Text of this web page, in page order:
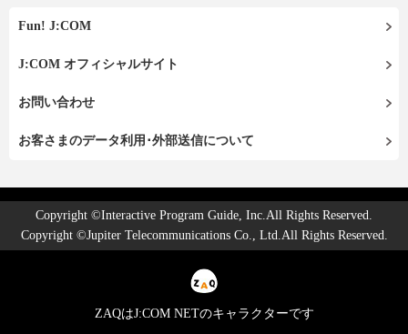
Fun! J:COM
J:COM オフィシャルサイト
お問い合わせ
お客さまのデータ利用･外部送信について
Copyright ©Interactive Program Guide, Inc.All Rights Reserved.
Copyright ©Jupiter Telecommunications Co., Ltd.All Rights Reserved.
ZAQはJ:COM NETのキャラクターです